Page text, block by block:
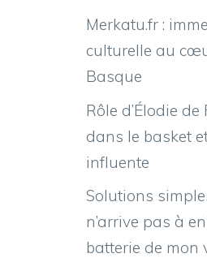
Merkatu.fr :
culturelle au
Basque
Rôle d’Élodie
dans le basket
influente
Solutions
n’arrive pas à
batterie de mon